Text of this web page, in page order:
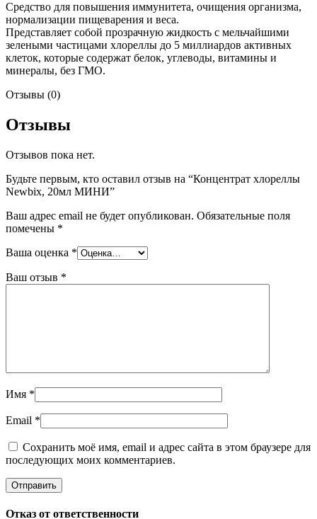
Средство для повышения иммунитета, очищения организма,
нормализации пищеварения и веса.
Представляет собой прозрачную жидкость с мельчайшими
зелеными частицами хлореллы до 5 миллиардов активных
клеток, которые содержат белок, углеводы, витамины и
минералы, без ГМО.
Отзывы (0)
Отзывы
Отзывов пока нет.
Будьте первым, кто оставил отзыв на “Концентрат хлореллы
Newbix, 20мл МИНИ”
Ваш адрес email не будет опубликован. Обязательные поля
помечены *
Ваша оценка *
Ваш отзыв *
Имя *
Email *
Сохранить моё имя, email и адрес сайта в этом браузере для
последующих моих комментариев.
Отказ от ответственности